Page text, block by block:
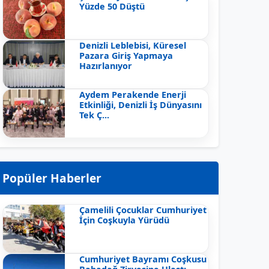
Yüzde 50 Düştü
Denizli Leblebisi, Küresel
Pazara Giriş Yapmaya
Hazırlanıyor
Aydem Perakende Enerji
Etkinliği, Denizli İş Dünyasını
Tek Ç...
Popüler Haberler
Çamelili Çocuklar Cumhuriyet
İçin Coşkuyla Yürüdü
Cumhuriyet Bayramı Coşkusu